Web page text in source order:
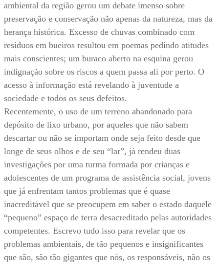
ambiental da região gerou um debate imenso sobre
preservação e conservação não apenas da natureza, mas da
herança histórica. Excesso de chuvas combinado com
resíduos em bueiros resultou em poemas pedindo atitudes
mais conscientes; um buraco aberto na esquina gerou
indignação sobre os riscos a quem passa ali por perto. O
acesso à informação está revelando à juventude a
sociedade e todos os seus defeitos.
Recentemente, o uso de um terreno abandonado para
depósito de lixo urbano, por aqueles que não sabem
descartar ou não se importam onde seja feito desde que
longe de seus olhos e de seu “lar”, já rendeu duas
investigações por uma turma formada por crianças e
adolescentes de um programa de assistência social, jovens
que já enfrentam tantos problemas que é quase
inacreditável que se preocupem em saber o estado daquele
“pequeno” espaço de terra desacreditado pelas autoridades
competentes. Escrevo tudo isso para revelar que os
problemas ambientais, de tão pequenos e insignificantes
que são, são tão gigantes que nós, os responsáveis, não os